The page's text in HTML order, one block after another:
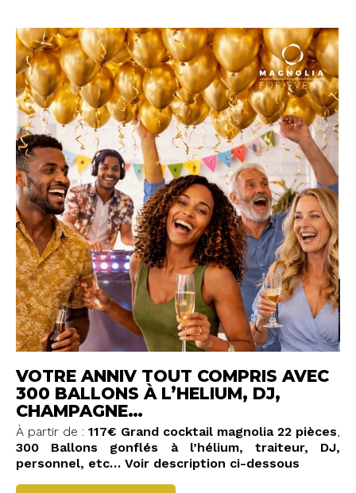
VOTRE ANNIV TOUT COMPRIS AVEC
300 BALLONS À L’HELIUM, DJ,
CHAMPAGNE…
À partir de : 117€ Grand cocktail magnolia 22 pièces,
300 Ballons gonflés à l’hélium, traiteur, DJ,
personnel, etc… Voir description ci-dessous